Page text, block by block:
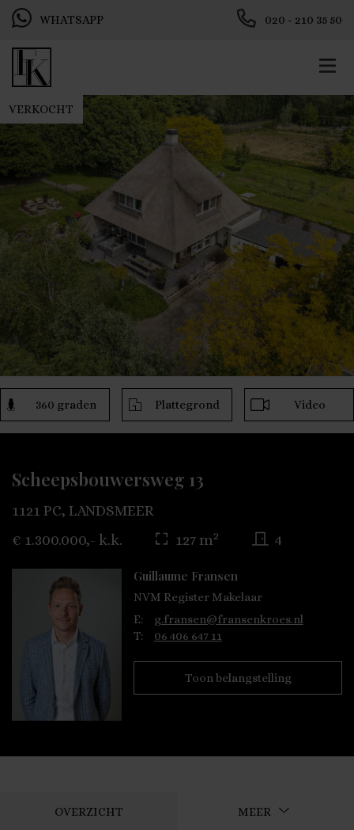
WHATSAPP 020 - 210 35 50
VERKOCHT
360 graden Plattegrond Video
Scheepsbouwersweg 13
1121 PC, LANDSMEER
€ 1.300.000,- k.k.
127 m2 4
Guillaume Fransen
NVM Register Makelaar
E:
g.fransen@fransenkroes.nl
T:
06 406 647 11
Toon belangstelling
OVERZICHT MEER